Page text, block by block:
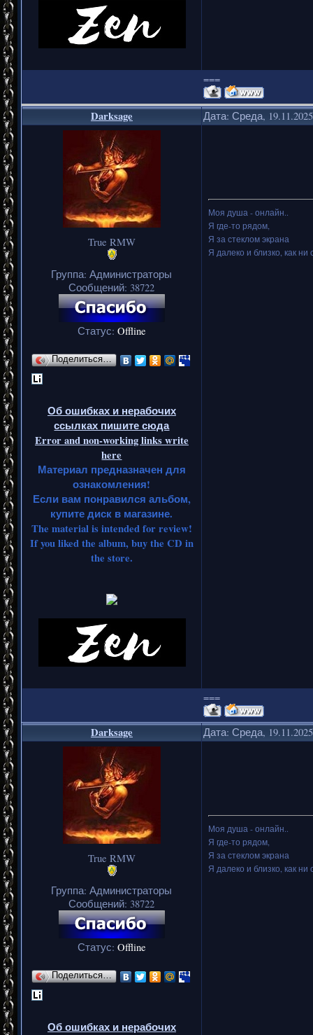
===
Darksage Дата: Среда,
True RMW
Группа: Администраторы
Сообщений: 38722
Статус: Offline
Поделиться…
Об ошибках и нерабочих
ссылках пишите сюда
Error and non-working links write
here
Материал предназначен для
ознакомления!
Если вам понравился альбом,
купите диск в магазине.
The material is intended for review!
If you liked the album, buy the CD in
the store.
Моя душа - онлайн..
Я где-то рядом,
Я за стеклом экрана
Я далеко и близко, как ни
===
Darksage Дата: Среда,
True RMW
Группа: Администраторы
Сообщений: 38722
Статус: Offline
Поделиться…
Об ошибках и нерабочих
Моя душа - онлайн..
Я где-то рядом,
Я за стеклом экрана
Я далеко и близко, как ни